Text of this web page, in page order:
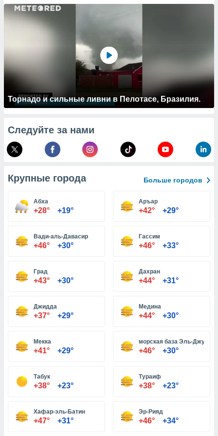
и
действия
на веб-
рекламу
основе.
в нашей
нашего
ВЫ
нашим
что
веб-сайту,
или
Торнадо и сильные ливни в Пелотасе, Бразилия.
Следуйте за нами
Крупные города Больше городов
Абха
+28° +19°
Аръар
+42° +29°
Вади-аль-Давасир
+46° +30°
Гассим
+46° +33°
Град
+43° +30°
Дахран
+44° +31°
Джидда
+37° +29°
Медина
+44° +30°
Мекка
+41° +29°
морская база Эль-
+46° +30°
Табук
+38° +23°
Тураиф
+38° +23°
Хафар-эль-Батин
+47° +31°
Эр-Рияд
+46° +34°